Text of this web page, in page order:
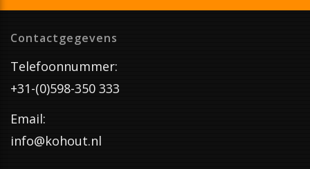
Contactgegevens
Telefoonnummer:
+31-(0)598-350 333
Email:
info@kohout.nl